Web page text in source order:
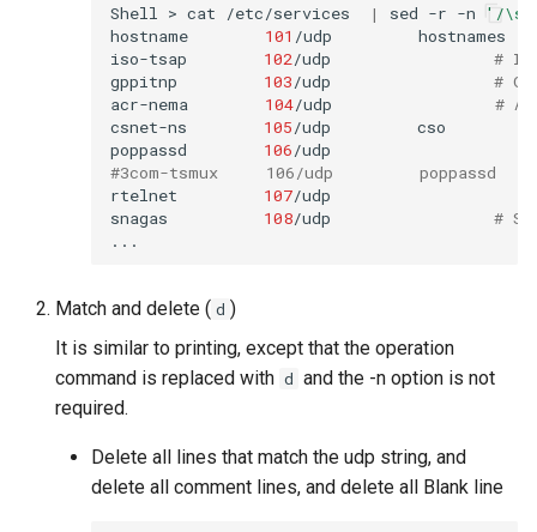
Shell > cat /etc/services | sed -r -n
'/
hostname
101 /udp
hostnames
iso-tsap
102/udp
#
gppitnp
103/udp
#
acr-nema
104/udp
#
csnet-ns
105/udp
cso
poppassd
106/udp
#3com-tsmux     106/udp         poppassd
rtelnet
107/udp
snagas
108/udp
#
Match and delete ( d )
It is similar to printing, except that the operation
command is replaced with d and the -n option is not
required.
Delete all lines that match the udp string, and
delete all comment lines, and delete all Blank line